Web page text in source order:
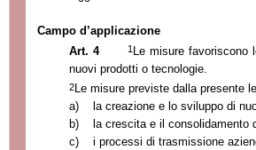
Campo d’applicazione
Art. 4
1Le misure favoriscono
nuovi prodotti o tecnologie.
2Le misure previste dalla presente
a)
la creazione e lo sviluppo di
b)
la crescita e il consolidamento
c)
i processi di trasmissione